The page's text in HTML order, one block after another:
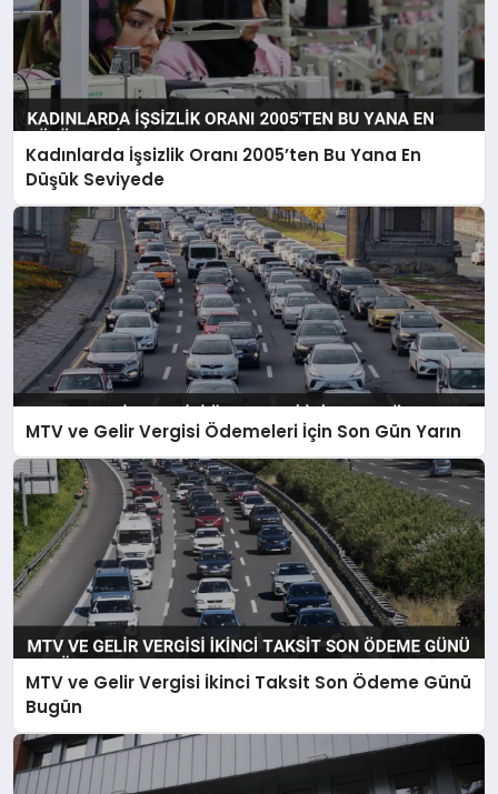
Kadınlarda İşsizlik Oranı 2005’ten Bu Yana En
Düşük Seviyede
MTV ve Gelir Vergisi Ödemeleri İçin Son Gün Yarın
MTV ve Gelir Vergisi İkinci Taksit Son Ödeme Günü
Bugün